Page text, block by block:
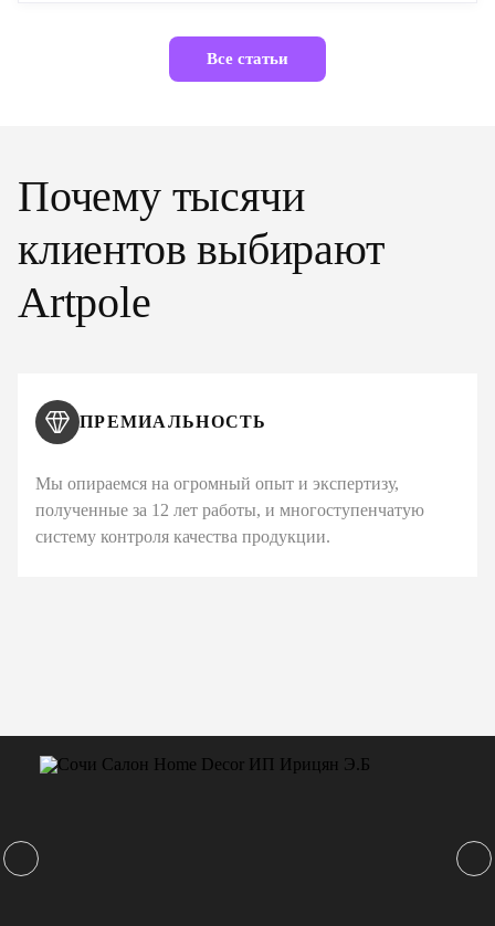
Все статьи
Почему тысячи
клиентов выбирают
Artpole
ПРЕМИАЛЬНОСТЬ
Мы опираемся на огромный опыт и экспертизу,
полученные за 12 лет работы, и многоступенчатую
систему контроля качества продукции.